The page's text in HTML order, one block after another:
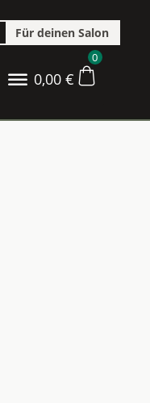
Für deinen Salon
0,00 €
0